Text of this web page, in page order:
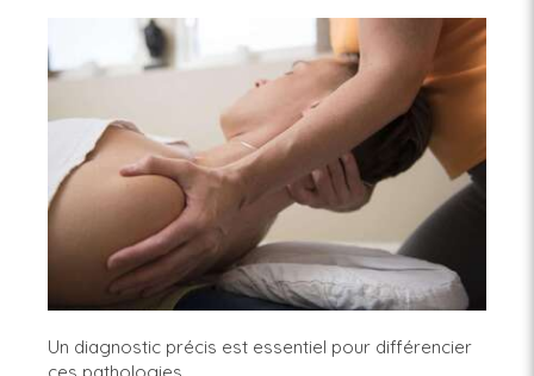
Un diagnostic précis est essentiel pour différencier
ces pathologies.